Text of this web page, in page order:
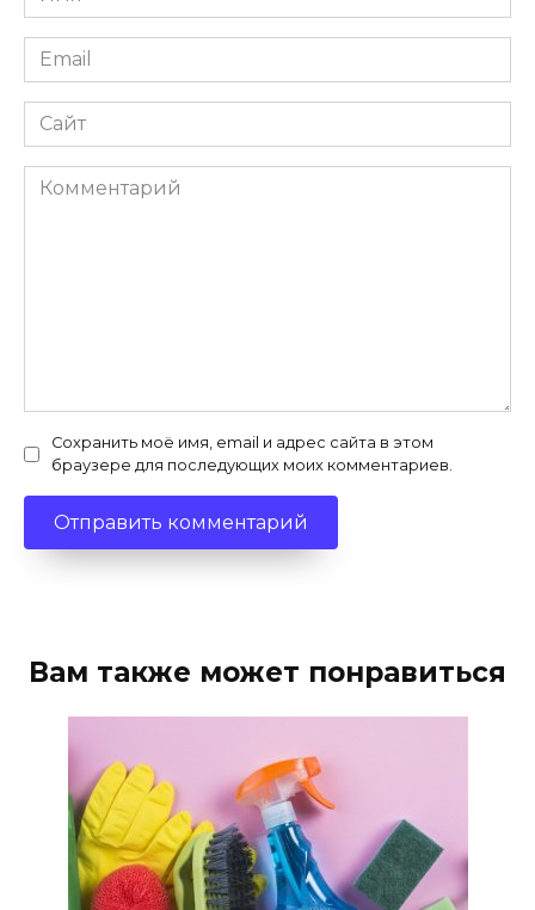
Email
Сайт
Комментарий
Сохранить моё имя, email и адрес сайта в этом
браузере для последующих моих комментариев.
Вам также может понравиться